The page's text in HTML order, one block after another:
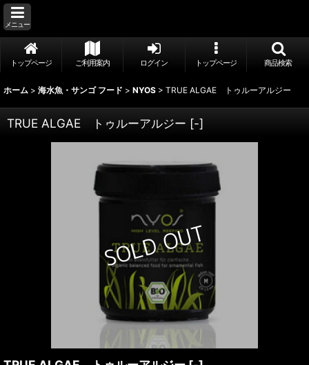
メニュー
トップページ ご利用案内 ログイン トップページ 商品検索
ホーム > 海水魚・サンゴ フード > NYOS > TRUE ALGAE トゥルーアルジー
TRUE ALGAE トゥルーアルジー [-]